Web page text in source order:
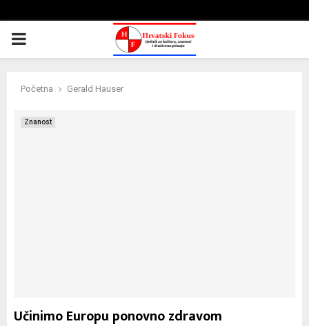
PRIMARY
Početna Gerald Hauser
Znanost
Učinimo Europu ponovno zdravom